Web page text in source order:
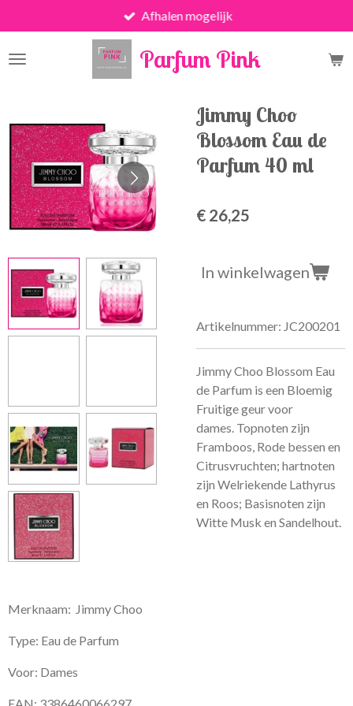
direct
naar
Parfum Pink
Afhalen mogelijk
Jimmy Choo
Blossom Eau de
Parfum 40 ml
€ 26,25
In winkelwagen
Artikelnummer: JC200201
Jimmy Choo Blossom Eau
de Parfum is een Bloemig
Fruitige geur voor
dames. Topnoten zijn
Framboos, Rode bessen en
Citrusvruchten; hartnoten
zijn Welriekende Lathyrus
en Roos; Basisnoten zijn
Witte Musk en Sandelhout.
Merknaam: Jimmy Choo
Type: Eau de Parfum
Voor: Dames